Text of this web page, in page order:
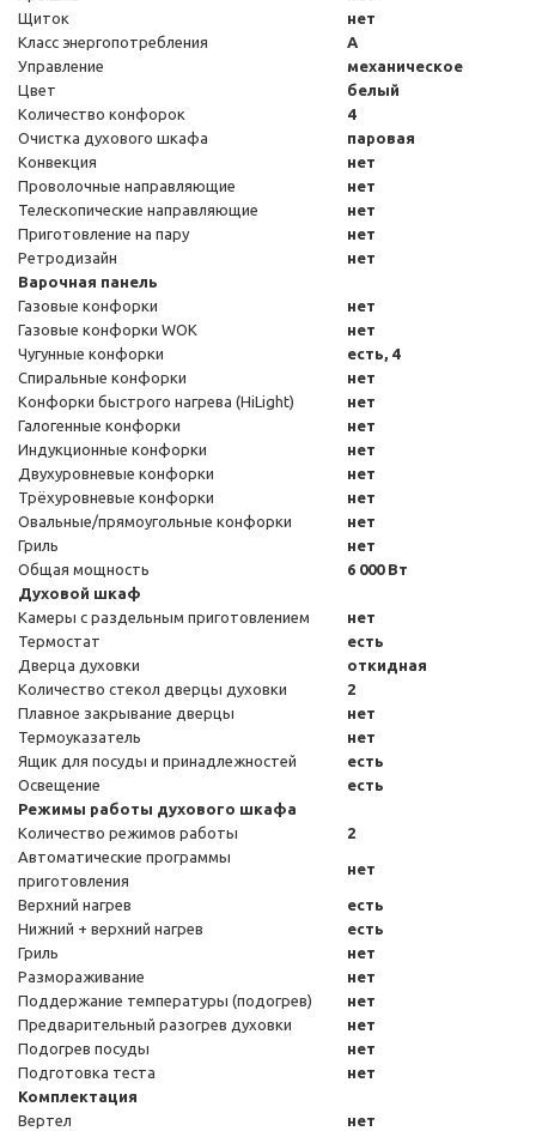
Щиток
нет
Класс энергопотребления
A
Управление
механическое
Цвет
белый
Количество конфорок
4
Очистка духового шкафа
паровая
Конвекция
нет
Проволочные направляющие
нет
Телескопические направляющие
нет
Приготовление на пару
нет
Ретродизайн
нет
Варочная панель
Газовые конфорки
нет
Газовые конфорки WOK
нет
Чугунные конфорки
есть, 4
Спиральные конфорки
нет
Конфорки быстрого нагрева (HiLight)
нет
Галогенные конфорки
нет
Индукционные конфорки
нет
Двухуровневые конфорки
нет
Трёхуровневые конфорки
нет
Овальные/прямоугольные конфорки
нет
Гриль
нет
Общая мощность
6 000 Вт
Духовой шкаф
Камеры с раздельным приготовлением
нет
Термостат
есть
Дверца духовки
откидная
Количество стекол дверцы духовки
2
Плавное закрывание дверцы
нет
Термоуказатель
нет
Ящик для посуды и принадлежностей
есть
Освещение
есть
Режимы работы духового шкафа
Количество режимов работы
2
Автоматические программы
приготовления
нет
Верхний нагрев
есть
Нижний + верхний нагрев
есть
Гриль
нет
Размораживание
нет
Поддержание температуры (подогрев)
нет
Предварительный разогрев духовки
нет
Подогрев посуды
нет
Подготовка теста
нет
Комплектация
Вертел
нет